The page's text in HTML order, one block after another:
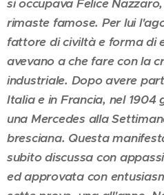
si occupava Felice
rimaste famose. Per lui
fattore di civiltà e forma di
avevano a che fare con la
industriale. Dopo avere
Italia e in Francia, nel 1904
una Mercedes alla
bresciana. Questa
subito discussa con
ed approvata con